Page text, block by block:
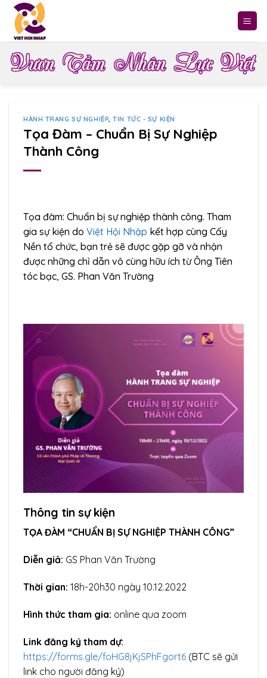
Skip
content
HÀNH TRANG SỰ NGHIỆP ,TIN TỨC - SỰ KIỆN
Tọa Đàm – Chuẩn Bị Sự Nghiệp
Thành Công
Tọa đàm: Chuẩn bị sự nghiệp thành công. Tham
gia sự kiện do Việt Hội Nhập kết hợp cùng Cấy
Nền tổ chức, bạn trẻ sẽ được gặp gỡ và nhận
được những chỉ dẫn vô cùng hữu ích từ Ông Tiên
tóc bạc, GS. Phan Văn Trường
Thông tin sự kiện
TỌA ĐÀM “CHUẨN BỊ SỰ NGHIỆP THÀNH CÔNG”
Diễn giả: GS Phan Văn Trường
Thời gian: 18h-20h30 ngày 10.12.2022
Hình thức tham gia: online qua zoom
Link đăng ký tham dự:
https://forms.gle/foHG8jKjSPhFgort6 (BTC sẽ gửi
link cho người đăng ký)